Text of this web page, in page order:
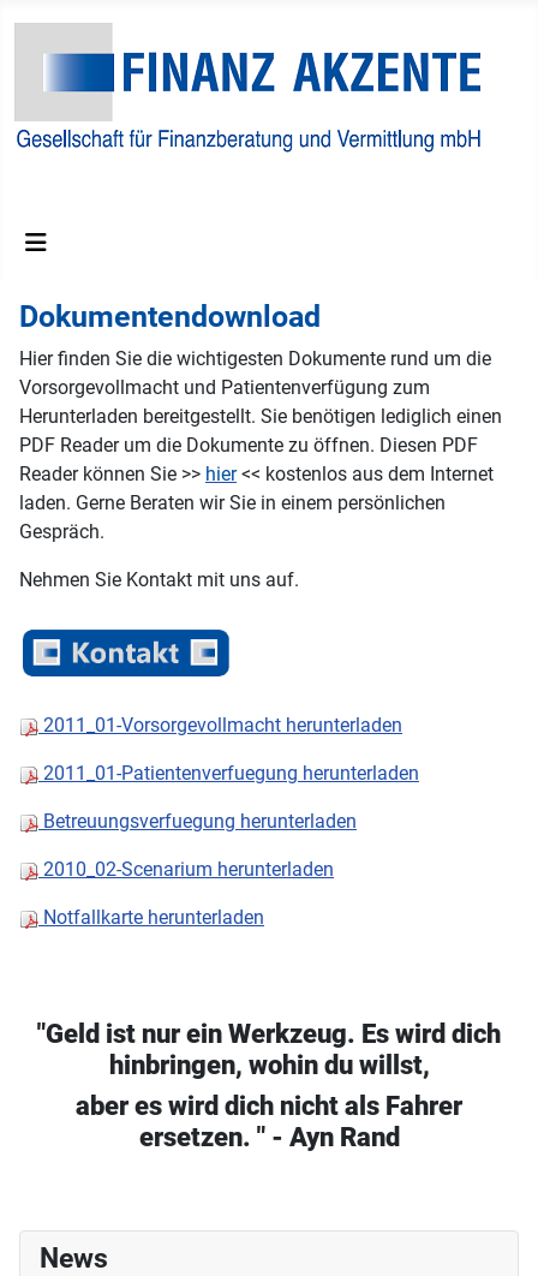
Dokumentendownload
Hier finden Sie die wichtigesten Dokumente rund um die
Vorsorgevollmacht und Patientenverfügung zum
Herunterladen bereitgestellt. Sie benötigen lediglich einen
PDF Reader um die Dokumente zu öffnen. Diesen PDF
Reader können Sie >> hier<< kostenlos aus dem Internet
laden. Gerne Beraten wir Sie in einem persönlichen
Gespräch.
Nehmen Sie Kontakt mit uns auf.
2011_01-Vorsorgevollmacht herunterladen
2011_01-Patientenverfuegung herunterladen
Betreuungsverfuegung herunterladen
2010_02-Scenarium herunterladen
Notfallkarte herunterladen
"Geld ist nur ein Werkzeug. Es wird dich
hinbringen, wohin du willst,
aber es wird dich nicht als Fahrer
ersetzen. " - Ayn Rand
News